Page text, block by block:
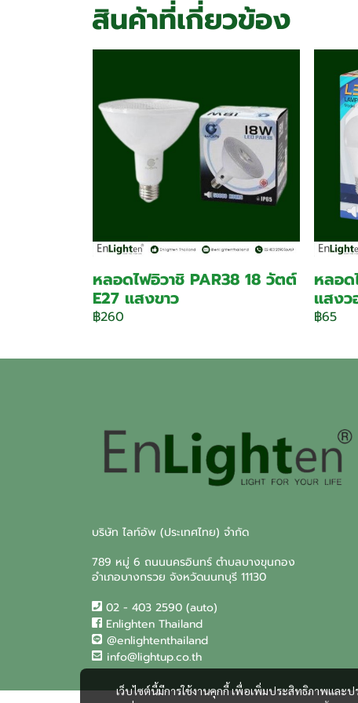
สินค้าที่เกี่ยวข้อง
หลอดไฟอิวาชิ PAR38 18 วัตต์
E27 แสงขาว
฿260
หลอด
แสงว
฿65
เว็บไซต์นี้มีการใช้งานคุกกี้ เพื่อเพิ่มประสิทธิภาพและ
บริษัท ไลท์อัพ (ประเทศไทย) จำกัด
789 หมู่ 6 ถนนนครอินทร์ ตำบลบางขุนกอง
อำเภอบางกรวย จังหวัดนนทบุรี 11130
02 - 403 2590 (auto)
Enlighten Thailand
@enlightenthailand
info@lightup.co.th